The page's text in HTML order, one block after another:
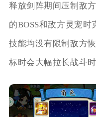
释放剑阵期间压制敌
的BOSS和敌方灵宠
技能均没有限制敌方
标时会大幅拉长战斗时